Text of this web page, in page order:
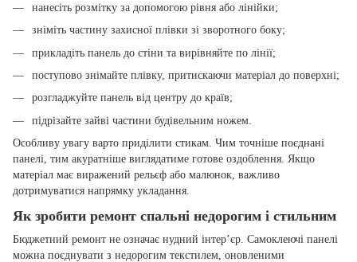
нанесіть розмітку за допомогою рівня або лінійки;
зніміть частину захисної плівки зі зворотного боку;
прикладіть панель до стіни та вирівняйте по лінії;
поступово знімайте плівку, притискаючи матеріал до поверхні;
розгладжуйте панель від центру до країв;
підрізайте зайві частини будівельним ножем.
Особливу увагу варто приділити стикам. Чим точніше поєднані
панелі, тим акуратніше виглядатиме готове оздоблення. Якщо
матеріал має виражений рельєф або малюнок, важливо
дотримуватися напрямку укладання.
Як зробити ремонт спальні недорогим і стильним
Бюджетний ремонт не означає нудний інтер’єр. Самоклеючі панелі
можна поєднувати з недорогим текстилем, оновленими